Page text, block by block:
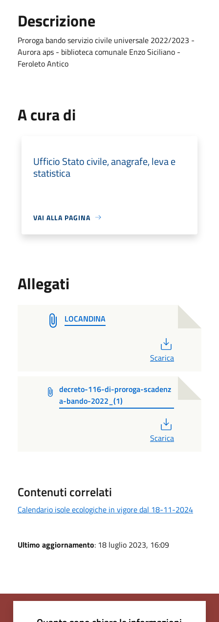
Descrizione
Proroga bando servizio civile universale 2022/2023 -
Aurora aps - biblioteca comunale Enzo Siciliano -
Feroleto Antico
A cura di
Ufficio Stato civile, anagrafe, leva e
statistica
VAI ALLA PAGINA
Allegati
LOCANDINA
Scarica
decreto-116-di-proroga-scadenz
a-bando-2022_(1)
Scarica
Contenuti correlati
Calendario isole ecologiche in vigore dal 18-11-2024
Ultimo aggiornamento: 18 luglio 2023, 16:09